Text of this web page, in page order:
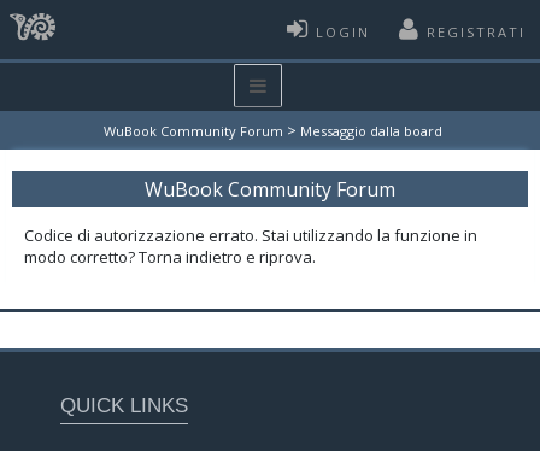
LOGIN REGISTRATI
WuBook Community Forum > Messaggio dalla board
WuBook Community Forum
Codice di autorizzazione errato. Stai utilizzando la funzione in
modo corretto? Torna indietro e riprova.
QUICK LINKS